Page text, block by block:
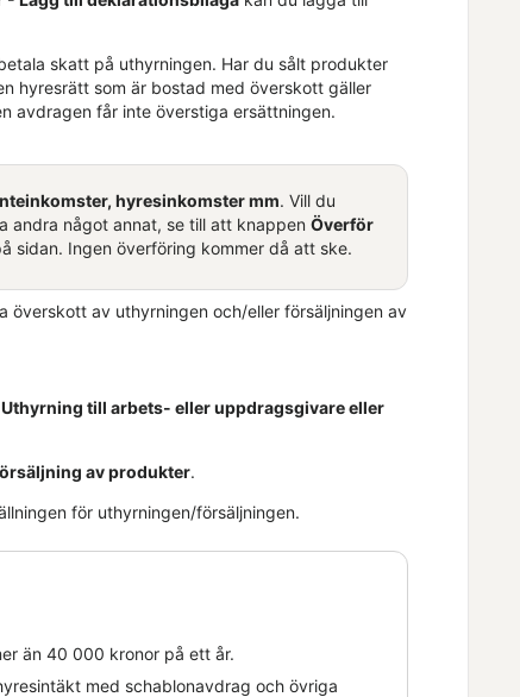
skatt på uthyrningen. Har du sålt produkter
hyresrätt som är bostad med överskott gäller
avdragen får inte överstiga ersättningen.
hyresinkomster mm. Vill du
andra något annat, se till att knappenÖverför
sidan. Ingen överföring kommer då att ske.
överskott av uthyrningen och/eller försäljningen av
Uthyrning till arbets- eller uppdragsgivare eller
av produkter.
för uthyrningen/försäljningen.
än 40 000 kronor på ett år.
med schablonavdrag och övriga